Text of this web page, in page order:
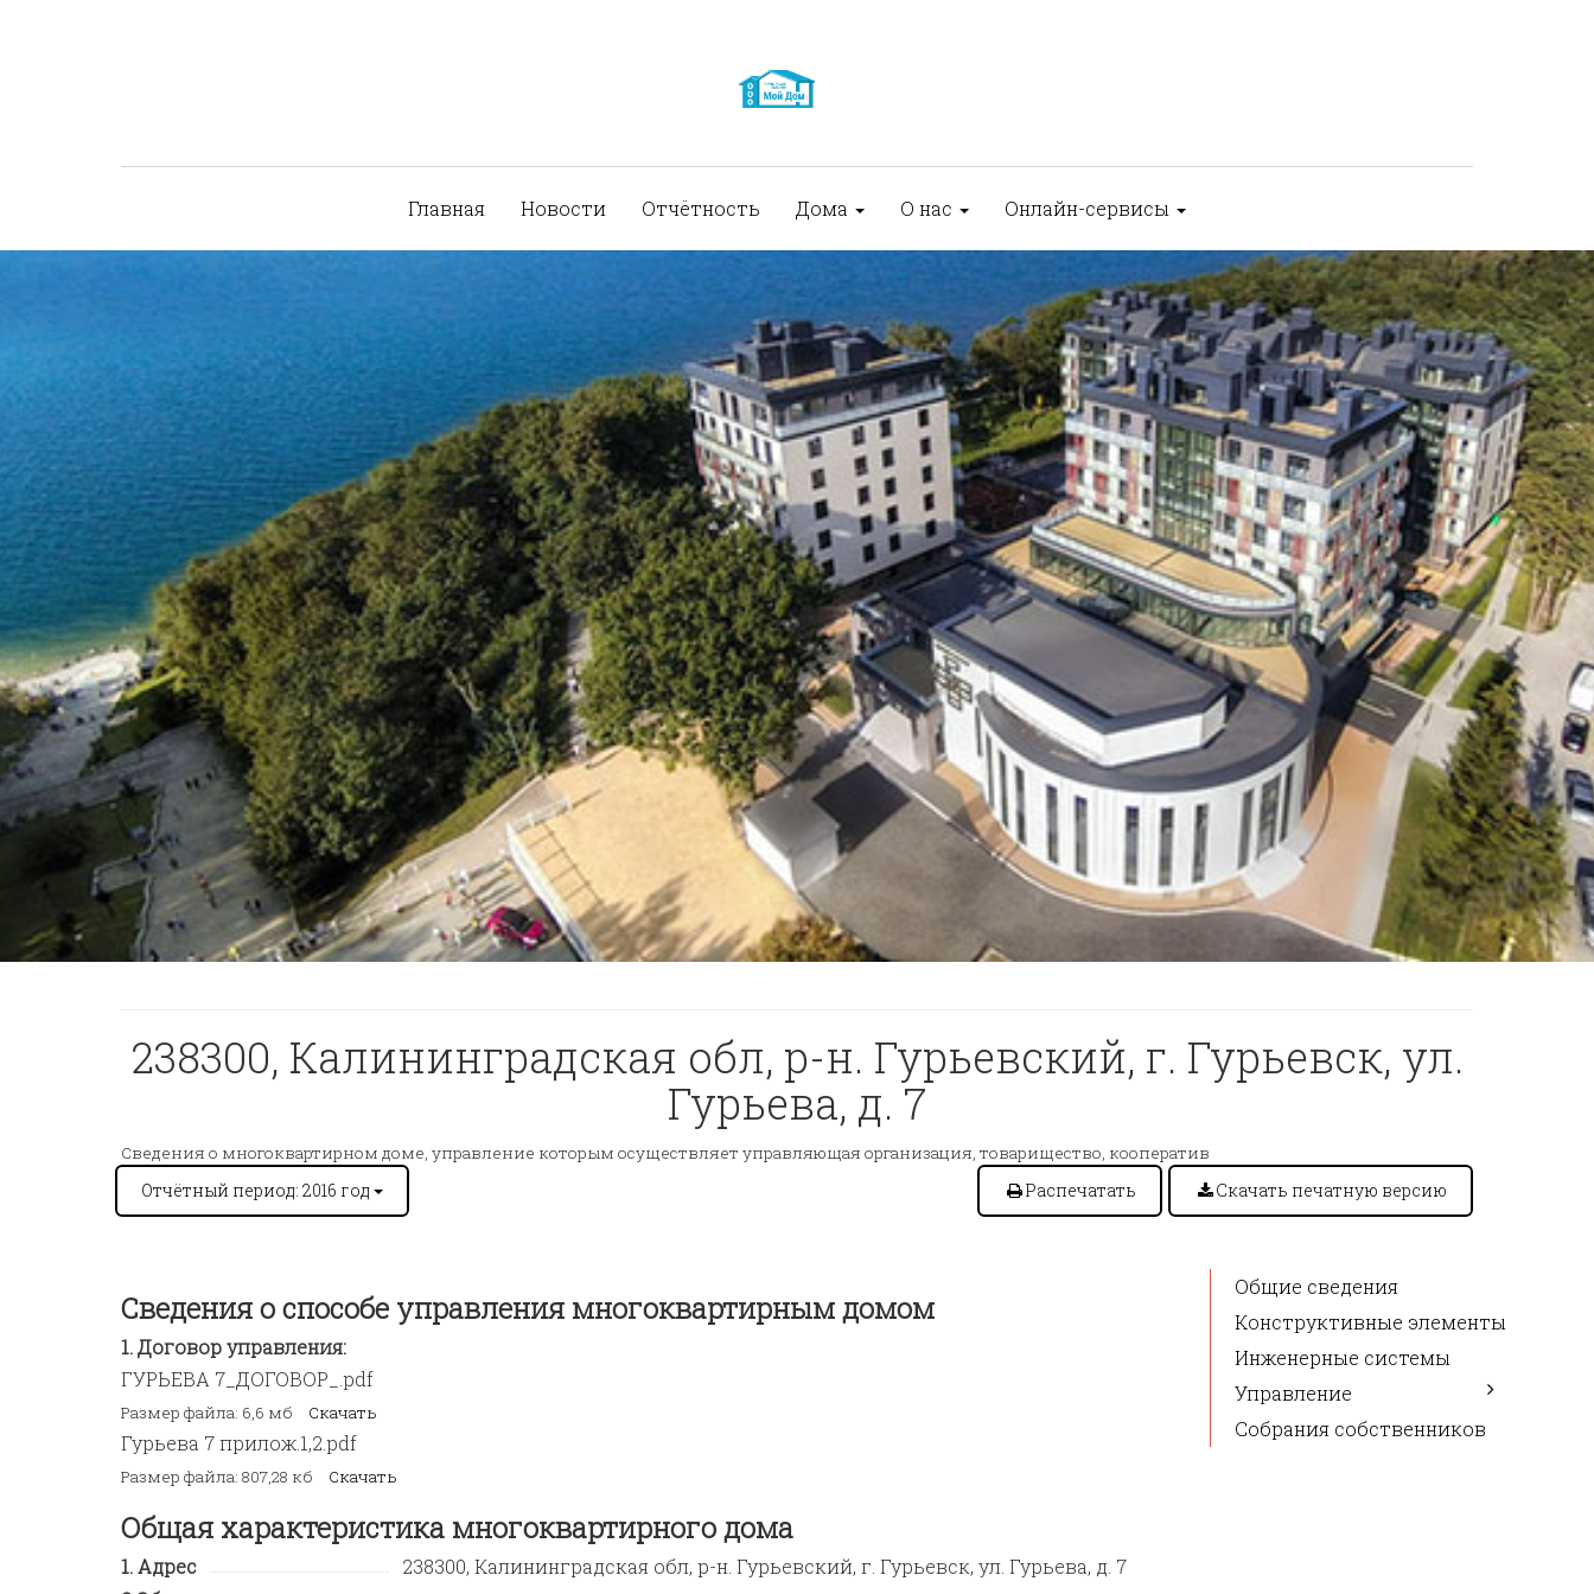
Главная Новости Отчётность Дома О нас Онлайн-сервисы
238300, Калининградская обл, р-н. Гурьевский, г. Гурьевск, ул.
Гурьева, д. 7
Сведения о многоквартирном доме, управление которым осуществляет управляющая организация, товарищество, кооператив
Отчётный период: 2016 год Распечатать Скачать печатную версию
Сведения о способе управления многоквартирным домом
Договор управления:
ГУРЬЕВА 7_ДОГОВОР_.pdf
Размер файла: 6,6 мб Скачать
Гурьева 7 прилож.1,2.pdf
Размер файла: 807,28 кб Скачать
Общая характеристика многоквартирного дома
Адрес
238300, Калининградская обл, р-н. Гурьевский, г. Гурьевск, ул. Гурьева, д. 7
Общие сведения
Конструктивные элементы
Инженерные системы
Управление
Собрания собственников